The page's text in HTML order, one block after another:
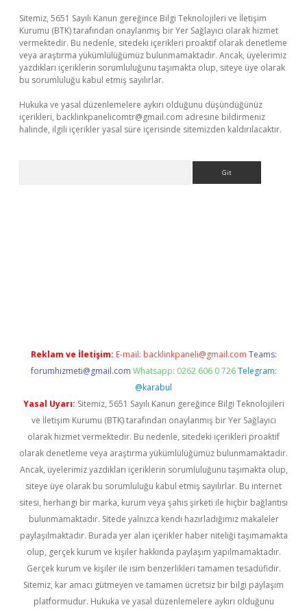
Sitemiz, 5651 Sayılı Kanun gereğince Bilgi Teknolojileri ve İletişim
Kurumu (BTK) tarafından onaylanmış bir Yer Sağlayıcı olarak hizmet
vermektedir. Bu nedenle, sitedeki içerikleri proaktif olarak denetleme
veya araştırma yükümlülüğümüz bulunmamaktadır. Ancak, üyelerimiz
yazdıkları içeriklerin sorumluluğunu taşımakta olup, siteye üye olarak
bu sorumluluğu kabul etmiş sayılırlar.
Hukuka ve yasal düzenlemelere aykırı olduğunu düşündüğünüz
içerikleri, backlinkpanelicomtr@gmail.com adresine bildirmeniz
halinde, ilgili içerikler yasal süre içerisinde sitemizden kaldırılacaktır.
Reklam ve İletişim: E-mail: backlinkpaneli@gmail.com Teams:
forumhizmeti@gmail.com Whatsapp: 0262 606 0 726 Telegram:
@karabul
Yasal Uyarı: Sitemiz, 5651 Sayılı Kanun gereğince Bilgi Teknolojileri
ve İletişim Kurumu (BTK) tarafından onaylanmış bir Yer Sağlayıcı
olarak hizmet vermektedir. Bu nedenle, sitedeki içerikleri proaktif
olarak denetleme veya araştırma yükümlülüğümüz bulunmamaktadır.
Ancak, üyelerimiz yazdıkları içeriklerin sorumluluğunu taşımakta olup,
siteye üye olarak bu sorumluluğu kabul etmiş sayılırlar. Bu internet
sitesi, herhangi bir marka, kurum veya şahıs şirketi ile hiçbir bağlantısı
bulunmamaktadır. Sitede yalnızca kendi hazırladığımız makaleler
paylaşılmaktadır. Burada yer alan içerikler haber niteliği taşımamakta
olup, gerçek kurum ve kişiler hakkında paylaşım yapılmamaktadır.
Gerçek kurum ve kişiler ile isim benzerlikleri tamamen tesadüfidir.
Sitemiz, kar amacı gütmeyen ve tamamen ücretsiz bir bilgi paylaşım
platformudur. Hukuka ve yasal düzenlemelere aykırı olduğunu